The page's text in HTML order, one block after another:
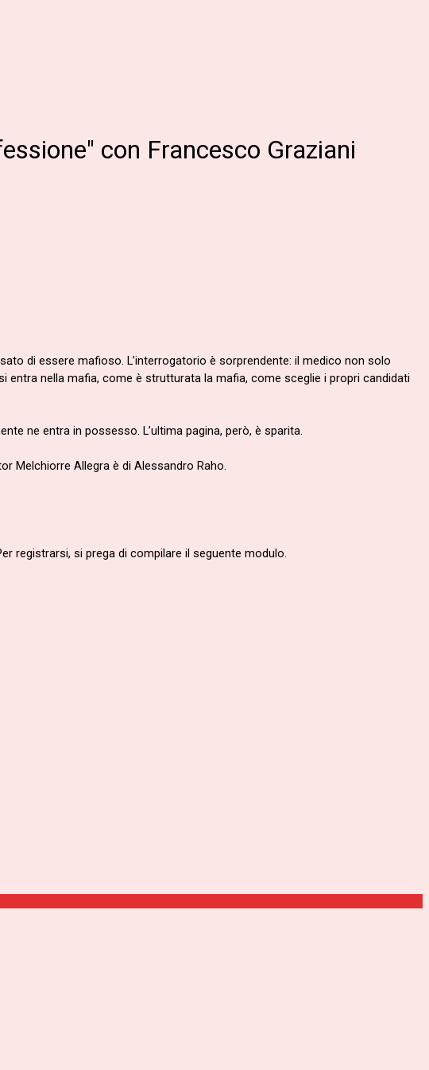
con Francesco Graziani
di essere mafioso. L’interrogatorio è sorprendente: il medico non solo
entra nella mafia, come è strutturata la mafia, come sceglie i propri candidati
ne entra in possesso. L’ultima pagina, però, è sparita.
Melchiorre Allegra è di Alessandro Raho.
registrarsi, si prega di compilare il seguente modulo.